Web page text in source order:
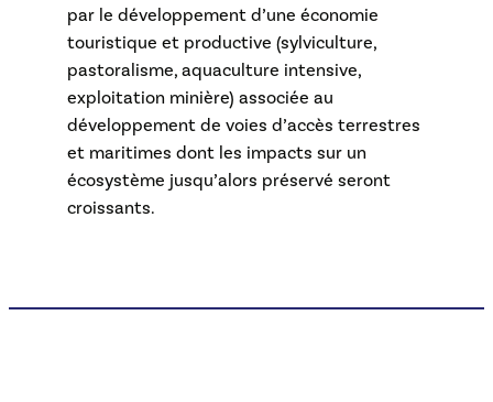
par le développement d’une économie
touristique et productive (sylviculture,
pastoralisme, aquaculture intensive,
exploitation minière) associée au
développement de voies d’accès terrestres
et maritimes dont les impacts sur un
écosystème jusqu’alors préservé seront
croissants.